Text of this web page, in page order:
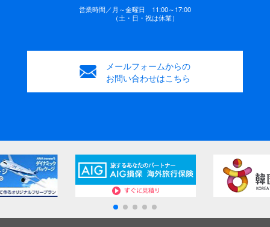
営業時間／月～金曜日 11:00～17:00
（土・日・祝は休業）
メールフォームからの
お問い合わせはこちら